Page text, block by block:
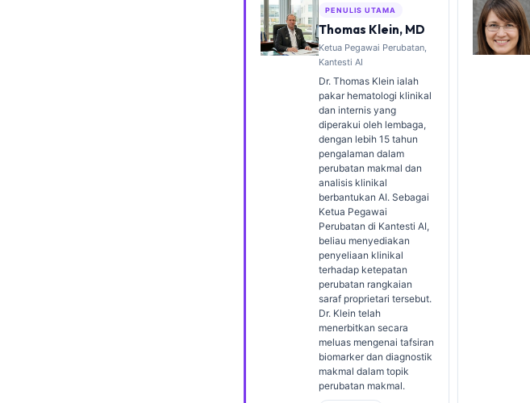
PENULIS UTAMA
Thomas Klein, MD
Ketua Pegawai Perubatan,
Kantesti AI
Dr. Thomas Klein ialah
pakar hematologi klinikal
dan internis yang
diperakui oleh lembaga,
dengan lebih 15 tahun
pengalaman dalam
perubatan makmal dan
analisis klinikal
berbantukan AI. Sebagai
Ketua Pegawai
Perubatan di Kantesti AI,
beliau menyediakan
penyeliaan klinikal
terhadap ketepatan
perubatan rangkaian
saraf proprietari tersebut.
Dr. Klein telah
menerbitkan secara
meluas mengenai tafsiran
biomarker dan diagnostik
makmal dalam topik
perubatan makmal.